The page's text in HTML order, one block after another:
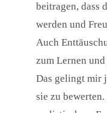
beitragen, dass
werden und
Auch
zum Lernen
Das gelingt mir
sie zu